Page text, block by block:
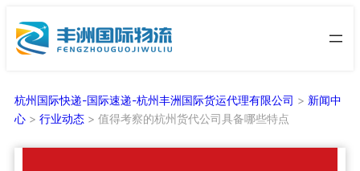
至
杭州国际快递-国际速递-杭州丰洲国际货运代理有限公司 > 新闻中
心 > 行业动态 > 值得考察的杭州货代公司具备哪些特点